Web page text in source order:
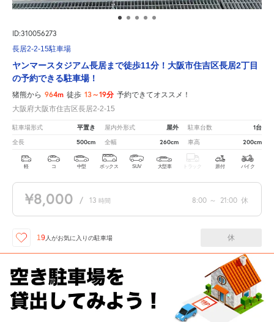
ID:310056273
長居2-2-15駐車場
ヤンマースタジアム長居まで徒歩11分！大阪市住吉区長居2丁目
の予約できる駐車場！
猪熊から 964m 徒歩 13～19分 予約できてオススメ！
大阪府大阪市住吉区長居2-2-15
駐車場形式 平置き 屋内外形式 屋外 駐車台数 1台
全長 500cm 全幅 260cm 車高 200cm
軽 コ 中型 ボックス SUV 大型車 トラック 原付 バイク
¥8,000 / 13 時間 8:00 ～ 21:00 休
19人がお気に入りの駐車場 休